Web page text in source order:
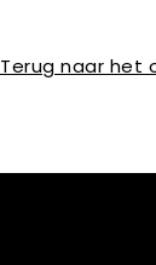
Terug naar het